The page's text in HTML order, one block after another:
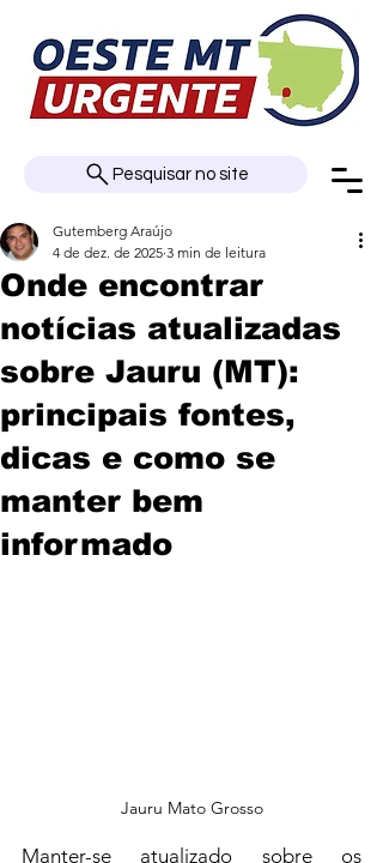
Pesquisar no site
Onde encontrar
notícias atualizadas
sobre Jauru (MT):
principais fontes,
dicas e como se
manter bem
informado
Gutemberg Araújo
4 de dez. de 2025 3 min de leitura
Jauru Mato Grosso
Manter-se atualizado sobre os